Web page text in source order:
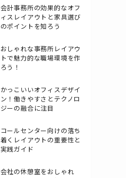
会計事務所の効果的なオフ
ィスレイアウトと家具選び
のポイントを知ろう
おしゃれな事務所レイアウ
トで魅力的な職場環境を作
ろう！
かっこいいオフィスデザイ
ン！働きやすさとテクノロ
ジーの融合に注目
コールセンター向けの落ち
着くレイアウトの重要性と
実践ガイド
会社の休憩室をおしゃれ